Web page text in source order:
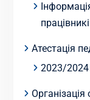
Атестація
2023/2024
Організація